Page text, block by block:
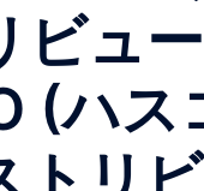
ビュ
(ハス